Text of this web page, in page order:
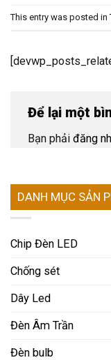
This entry was posted in
Để lại một
Bạn phải đăng
DANH MỤC SẢN
Chip Đèn LED
Chống sét
Dây Led
Đèn Âm Trần
Đèn bulb